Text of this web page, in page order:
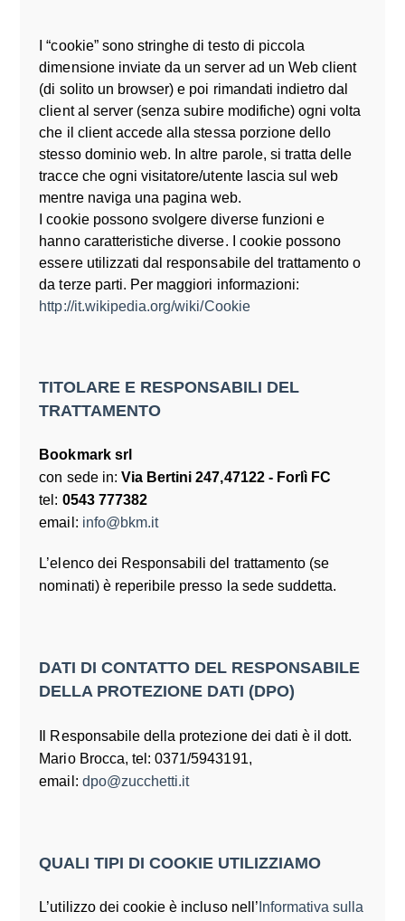
I “cookie” sono stringhe di testo di piccola
dimensione inviate da un server ad un Web client
(di solito un browser) e poi rimandati indietro dal
client al server (senza subire modifiche) ogni volta
che il client accede alla stessa porzione dello
stesso dominio web. In altre parole, si tratta delle
tracce che ogni visitatore/utente lascia sul web
mentre naviga una pagina web.
I cookie possono svolgere diverse funzioni e
hanno caratteristiche diverse. I cookie possono
essere utilizzati dal responsabile del trattamento o
da terze parti. Per maggiori informazioni:
http://it.wikipedia.org/wiki/Cookie
TITOLARE E RESPONSABILI DEL
TRATTAMENTO
Bookmark srl
con sede in: Via Bertini 247,47122 - Forlì FC
tel: 0543 777382
email: info@bkm.it
L’elenco dei Responsabili del trattamento (se
nominati) è reperibile presso la sede suddetta.
DATI DI CONTATTO DEL RESPONSABILE
DELLA PROTEZIONE DATI (DPO)
Il Responsabile della protezione dei dati è il dott.
Mario Brocca, tel: 0371/5943191,
email: dpo@zucchetti.it
QUALI TIPI DI COOKIE UTILIZZIAMO
L’utilizzo dei cookie è incluso nell’ Informativa sulla